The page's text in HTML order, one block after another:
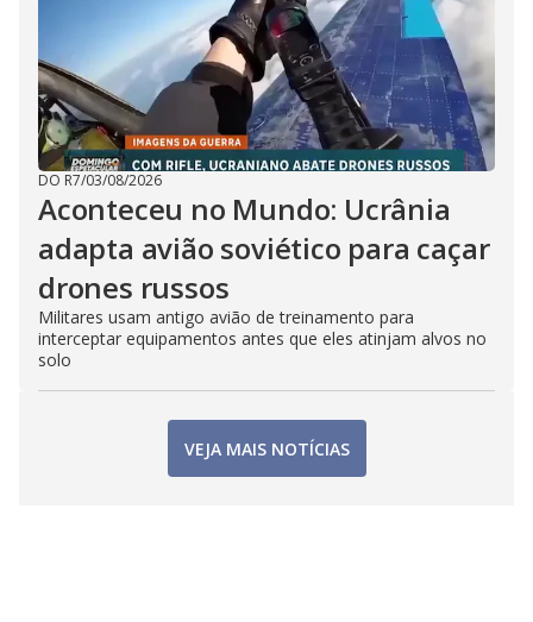
DO R7/03/08/2026
Aconteceu no Mundo: Ucrânia
adapta avião soviético para caçar
drones russos
Militares usam antigo avião de treinamento para
interceptar equipamentos antes que eles atinjam alvos no
solo
VEJA MAIS NOTÍCIAS